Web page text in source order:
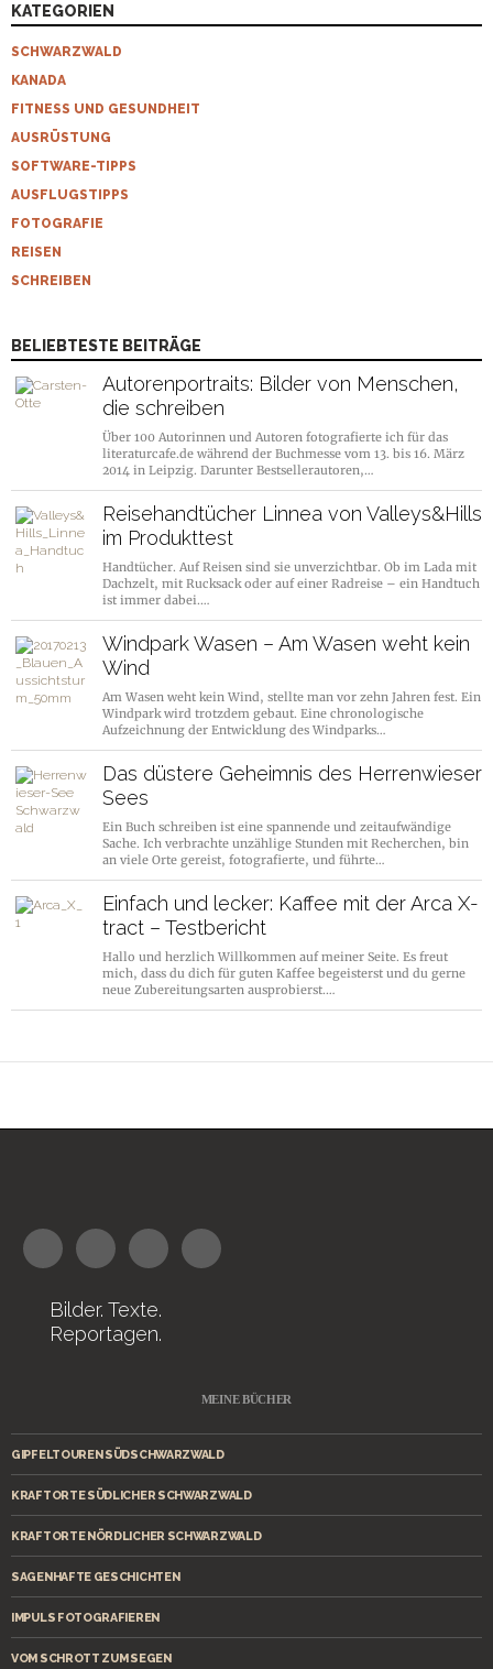
KATEGORIEN
SCHWARZWALD
KANADA
FITNESS UND GESUNDHEIT
AUSRÜSTUNG
SOFTWARE-TIPPS
AUSFLUGSTIPPS
FOTOGRAFIE
REISEN
SCHREIBEN
BELIEBTESTE BEITRÄGE
Autorenportraits: Bilder von Menschen,
die schreiben
Über 100 Autorinnen und Autoren fotografierte ich für das
literaturcafe.de während der Buchmesse vom 13. bis 16. März
2014 in Leipzig. Darunter Bestsellerautoren,…
Reisehandtücher Linnea von Valleys&Hills
im Produkttest
Handtücher. Auf Reisen sind sie unverzichtbar. Ob im Lada mit
Dachzelt, mit Rucksack oder auf einer Radreise – ein Handtuch
ist immer dabei.…
Windpark Wasen – Am Wasen weht kein
Wind
Am Wasen weht kein Wind, stellte man vor zehn Jahren fest. Ein
Windpark wird trotzdem gebaut. Eine chronologische
Aufzeichnung der Entwicklung des Windparks…
Das düstere Geheimnis des Herrenwieser
Sees
Ein Buch schreiben ist eine spannende und zeitaufwändige
Sache. Ich verbrachte unzählige Stunden mit Recherchen, bin
an viele Orte gereist, fotografierte, und führte…
Einfach und lecker: Kaffee mit der Arca X-
tract – Testbericht
Hallo und herzlich Willkommen auf meiner Seite. Es freut
mich, dass du dich für guten Kaffee begeisterst und du gerne
neue Zubereitungsarten ausprobierst.…
Bilder. Texte.
Reportagen.
MEINE BÜCHER
GIPFELTOUREN SÜDSCHWARZWALD
KRAFTORTE SÜDLICHER SCHWARZWALD
KRAFTORTE NÖRDLICHER SCHWARZWALD
SAGENHAFTE GESCHICHTEN
IMPULS FOTOGRAFIEREN
VOM SCHROTT ZUM SEGEN